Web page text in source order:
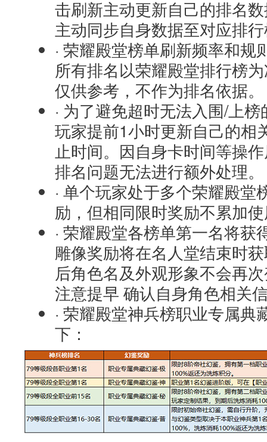
击刷新主动更新自己的排名
主动同步自身数据至对应排
· 荣耀殿堂榜单刷新频率和
所有排名以荣耀殿堂排行榜
仅供参考，不作为排名依据。
· 为了避免超时无法入围/上
玩家提前1小时更新自己的相
止时间。因自身卡时间等操
排名问题无法进行额外处理。
· 单个玩家处于多个荣耀殿
励，但相同限时奖励不累加
· 荣耀殿堂各榜单第一名将
雕像奖励将在名人堂结束时
后角色名及外观形象不会再
注意提早 确认自身角色相关
· 荣耀殿堂神兵榜职业专属
下：